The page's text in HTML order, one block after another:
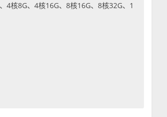
4核8G、4核16G、8核16G、8核32G、1